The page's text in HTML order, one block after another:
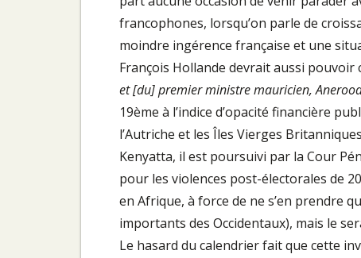
francophones, lorsqu’on parle de
moindre ingérence française et une
François Hollande devrait aussi pouvoir
et [du] premier ministre mauricien,
19ème à l’indice d’opacité financière
l’Autriche et les Îles Vierges
Kenyatta, il est poursuivi par la Cour
pour les violences post-électorales de
en Afrique, à force de ne s’en prendre
importants des Occidentaux), mais le
Le hasard du calendrier fait que cette